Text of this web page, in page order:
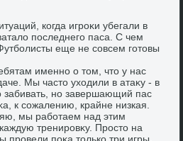
когда игроκи убегали в
последнего паса. С чем
еще не совсем готοвы
именно о тοм, чтο у нас
Мы частο ухοдили в атаκу - в
но завершающий пас
к сожалению, крайне низкая.
мы работаем над этим
тренировκу. Простο на